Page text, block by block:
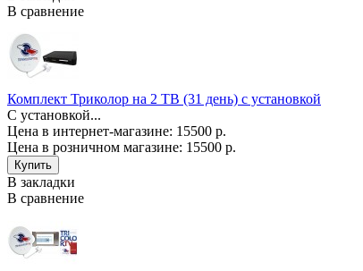
В сравнение
Комплект Триколор на 2 ТВ (31 день) с установкой
С установкой...
Цена в интернет-магазине: 15500 р.
Цена в розничном магазине: 15500 р.
В закладки
В сравнение